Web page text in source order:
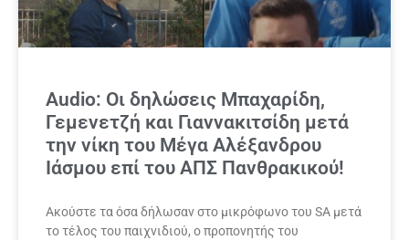
Audio: Οι δηλώσεις Μπαχαρίδη,
Γεμενετζή και Γιαννακιτσίδη μετά
την νίκη του Μέγα Αλέξανδρου
Ιάσμου επί του ΑΠΣ Πανθρακικού!
Ακούστε τα όσα δήλωσαν στο μικρόφωνο του SA μετά
το τέλος του παιχνιδιού, ο προπονητής του